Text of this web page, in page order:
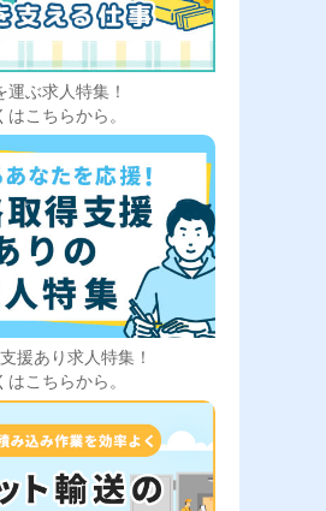
運ぶ求人特集！
はこちらから。
援あり求人特集！
はこちらから。